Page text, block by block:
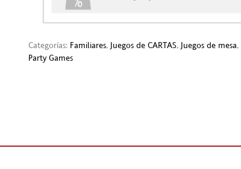
Categorías: Familiares,Juegos de CARTAS,Juegos de mesa,
Party Games